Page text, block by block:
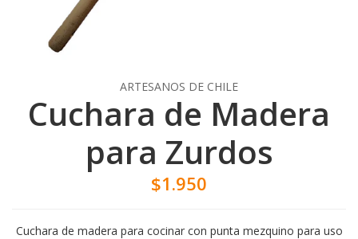
ARTESANOS DE CHILE
Cuchara de Madera
para Zurdos
$1.950
Cuchara de madera para cocinar con punta mezquino para uso